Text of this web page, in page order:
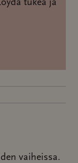
tukea ja
vaiheissa.